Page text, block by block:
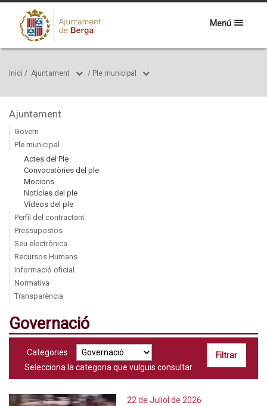
Menú
Inici / Ajuntament / Ple municipal
Ajuntament
Govern
Ple municipal
Actes del Ple
Convocatòries del ple
Mocions
Notícies del ple
Vídeos del ple
Perfil del contractant
Pressupostos
Seu electrònica
Recursos Humans
Informació oficial
Normativa
Transparència
Governació
Categories
Selecciona la categoria que vulguis consultar
22 de Juliol de 2026